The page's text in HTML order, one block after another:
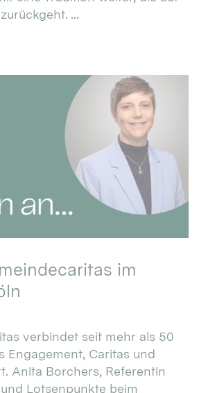
...
im
verbindet seit mehr als 50
Engagement, Caritas und
Anita Borchers, Referentin
Lotsenpunkte beim